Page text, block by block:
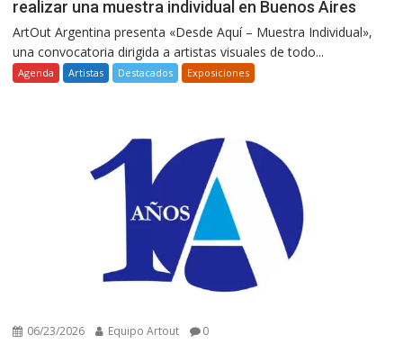
realizar una muestra individual en Buenos Aires
ArtOut Argentina presenta «Desde Aquí – Muestra Individual»,
una convocatoria dirigida a artistas visuales de todo...
Agenda Artistas Destacados Exposiciones
06/23/2026 Equipo Artout 0